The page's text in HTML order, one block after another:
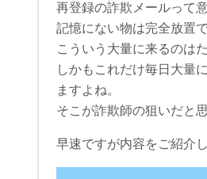
再登録の詐欺メールって
記憶にない物は完全放置
こういう大量に来るのは
しかもこれだけ毎日大量
ますよね。
そこが詐欺師の狙いだと
早速ですが内容をご紹介